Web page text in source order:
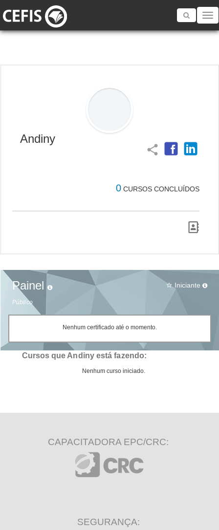
Toggle
Andiny
share
0 CURSOS CONCLUÍDOS
Painel
Público
star_border Iniciante
Nenhum certificado até o momento.
Cursos que Andiny está fazendo:
Nenhum curso iniciado.
CAPACITADORA EPC/CRC:
SEGURANÇA: